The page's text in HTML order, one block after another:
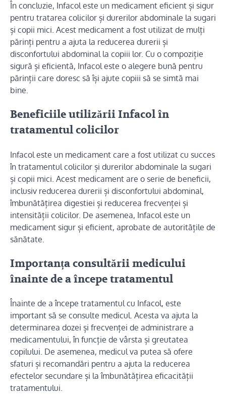
În concluzie, Infacol este un medicament eficient și sigur
pentru tratarea colicilor și durerilor abdominale la sugari
și copii mici. Acest medicament a fost utilizat de mulți
părinți pentru a ajuta la reducerea durerii și
disconfortului abdominal la copiii lor. Cu o compoziție
sigură și eficientă, Infacol este o alegere bună pentru
părinții care doresc să își ajute copiii să se simtă mai
bine.
Beneficiile utilizării Infacol în
tratamentul colicilor
Infacol este un medicament care a fost utilizat cu succes
în tratamentul colicilor și durerilor abdominale la sugari
și copii mici. Acest medicament are o serie de beneficii,
inclusiv reducerea durerii și disconfortului abdominal,
îmbunătățirea digestiei și reducerea frecvenței și
intensității colicilor. De asemenea, Infacol este un
medicament sigur și eficient, aprobate de autoritățile de
sănătate.
Importanța consultării medicului
înainte de a începe tratamentul
Înainte de a începe tratamentul cu Infacol, este
important să se consulte medicul. Acesta va ajuta la
determinarea dozei și frecvenței de administrare a
medicamentului, în funcție de vârsta și greutatea
copilului. De asemenea, medicul va putea să ofere
sfaturi și recomandări pentru a ajuta la reducerea
efectelor secundare și la îmbunătățirea eficacității
tratamentului.